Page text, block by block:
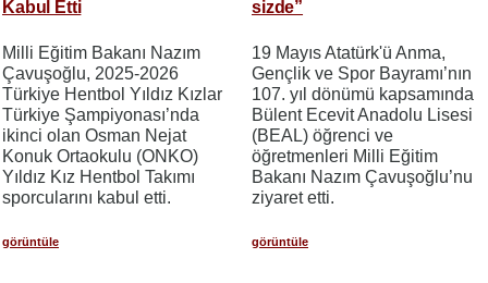
Kabul Etti
Milli Eğitim Bakanı Nazım
Çavuşoğlu, 2025-2026
Türkiye Hentbol Yıldız Kızlar
Türkiye Şampiyonası’nda
ikinci olan Osman Nejat
Konuk Ortaokulu (ONKO)
Yıldız Kız Hentbol Takımı
sporcularını kabul etti.
görüntüle
sizde”
19 Mayıs Atatürk'ü Anma,
Gençlik ve Spor Bayramı’nın
107. yıl dönümü kapsamında
Bülent Ecevit Anadolu Lisesi
(BEAL) öğrenci ve
öğretmenleri Milli Eğitim
Bakanı Nazım Çavuşoğlu’nu
ziyaret etti.
görüntüle